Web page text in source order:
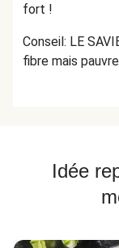
fort !
Conseil: LE
fibre mais
Idée